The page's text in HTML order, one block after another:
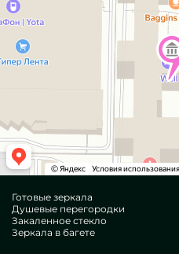
Готовые зеркала
Душевые перегородки
Закаленное стекло
Зеркала в багете